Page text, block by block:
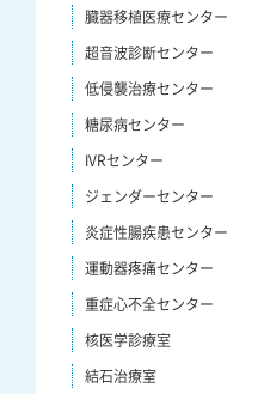
臓器移植医療センター
超音波診断センター
低侵襲治療センター
糖尿病センター
IVRセンター
ジェンダーセンター
炎症性腸疾患センター
運動器疼痛センター
重症心不全センター
核医学診療室
結石治療室